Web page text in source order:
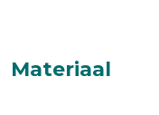
Materiaal